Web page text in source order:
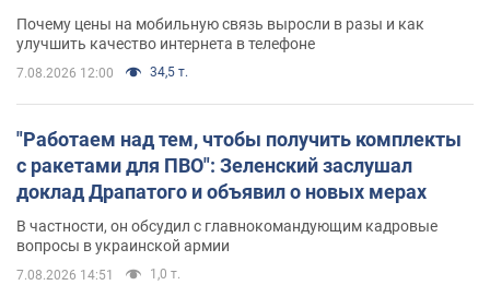
Почему цены на мобильную связь выросли в разы и как
улучшить качество интернета в телефоне
7.08.2026 12:00 34,5 т.
"Работаем над тем, чтобы получить комплекты
с ракетами для ПВО": Зеленский заслушал
доклад Драпатого и объявил о новых мерах
В частности, он обсудил с главнокомандующим кадровые
вопросы в украинской армии
7.08.2026 14:51 1,0 т.